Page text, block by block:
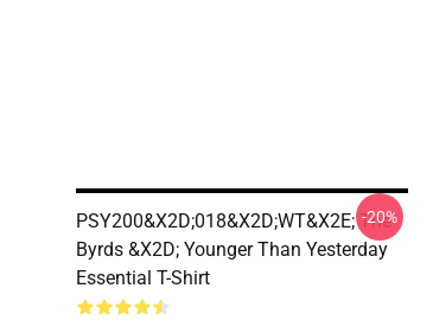
PSY200&x2D;018&x2D;WT&x2E; The
Byrds &x2D; Younger Than Yesterday
Essential T-Shirt
-20%